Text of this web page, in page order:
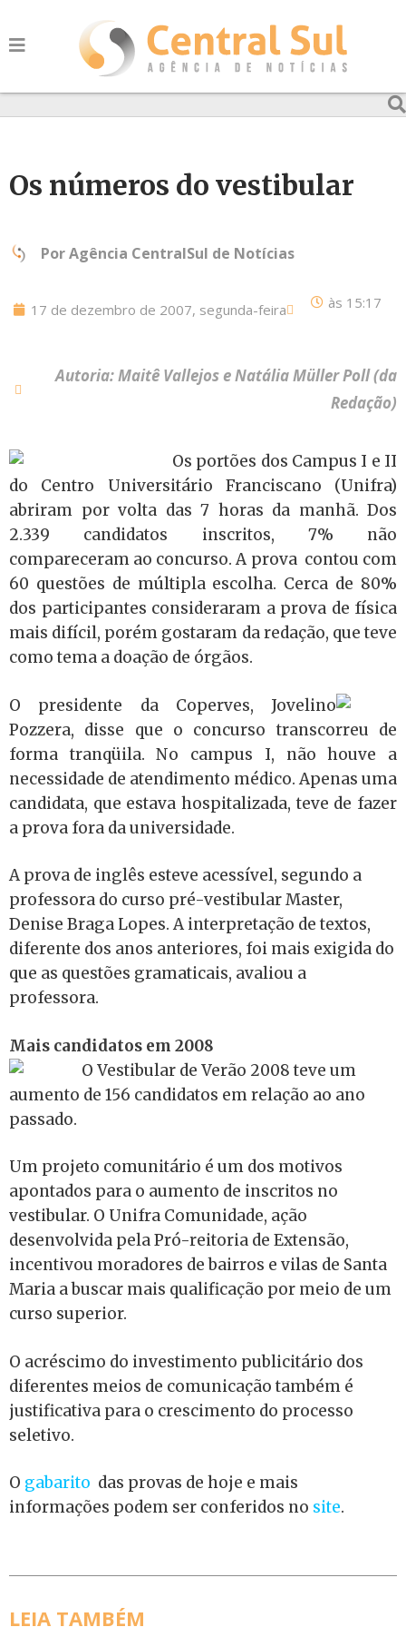
Os números do vestibular
PorAgência CentralSul de Notícias
17 de dezembro de 2007, segunda-feira às 15:17
Autoria: Maitê Vallejos e Natália Müller Poll (da
Redação)
Os portões dos Campus I e II
do Centro Universitário Franciscano (Unifra)
abriram por volta das 7 horas da manhã. Dos
2.339 candidatos inscritos, 7% não
compareceram ao concurso. A prova contou com
60 questões de múltipla escolha. Cerca de 80%
dos participantes consideraram a prova de física
mais difícil, porém gostaram da redação, que teve
como tema a doação de órgãos.
O presidente da Coperves, Jovelino
Pozzera, disse que o concurso transcorreu de
forma tranqüila. No campus I, não houve a
necessidade de atendimento médico. Apenas uma
candidata, que estava hospitalizada, teve de fazer
a prova fora da universidade.
A prova de inglês esteve acessível, segundo a
professora do curso pré-vestibular Master,
Denise Braga Lopes. A interpretação de textos,
diferente dos anos anteriores, foi mais exigida do
que as questões gramaticais, avaliou a
professora.
Mais candidatos em 2008
O Vestibular de Verão 2008 teve um
aumento de 156 candidatos em relação ao ano
passado.
Um projeto comunitário é um dos motivos
apontados para o aumento de inscritos no
vestibular. O Unifra Comunidade, ação
desenvolvida pela Pró-reitoria de Extensão,
incentivou moradores de bairros e vilas de Santa
Maria a buscar mais qualificação por meio de um
curso superior.
O acréscimo do investimento publicitário dos
diferentes meios de comunicação também é
justificativa para o crescimento do processo
seletivo.
O gabarito das provas de hoje e mais
informações podem ser conferidos no site.
LEIA TAMBÉM